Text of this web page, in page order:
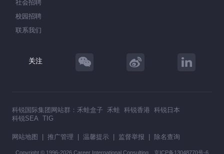
社会招聘
校园招聘
联系我们
关注
科锐国际集团网站群： 禾蛙盒子 禾蛙 科锐香港 科锐日本
科锐SEA TIG
网站地图 推广管理 温馨提示 监督举报 除名查询
Copyright © 1996-2026 Career International Consulting 京ICP备13048770号-6